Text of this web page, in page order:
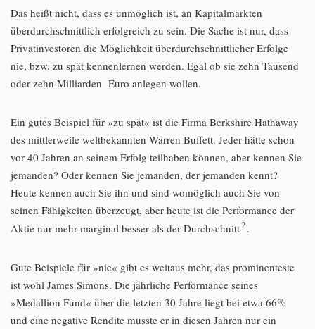
Das heißt nicht, dass es unmöglich ist, an Kapitalmärkten
überdurchschnittlich erfolgreich zu sein. Die Sache ist nur, dass
Privatinvestoren die Möglichkeit überdurchschnittlicher Erfolge
nie, bzw. zu spät kennenlernen werden. Egal ob sie zehn Tausend
oder zehn Milliarden Euro anlegen wollen.
Ein gutes Beispiel für »zu spät« ist die Firma Berkshire Hathaway
des mittlerweile weltbekannten Warren Buffett. Jeder hätte schon
vor 40 Jahren an seinem Erfolg teilhaben können, aber kennen Sie
jemanden? Oder kennen Sie jemanden, der jemanden kennt?
Heute kennen auch Sie ihn und sind womöglich auch Sie von
seinen Fähigkeiten überzeugt, aber heute ist die Performance der
Aktie nur mehr marginal besser als der Durchschnitt2.
Gute Beispiele für »nie« gibt es weitaus mehr, das prominenteste
ist wohl James Simons. Die jährliche Performance seines
»Medallion Fund« über die letzten 30 Jahre liegt bei etwa 66%
und eine negative Rendite musste er in diesen Jahren nur ein